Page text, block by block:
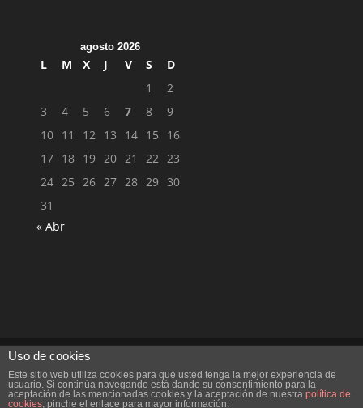
agosto 2026
L M X J V S
D
1
2
3
4 5 6 7 8
9
10 11 12 13 14 15
16
17 18 19 20 21 22 23
24 25 26 27 28 29 30
31
« Abr
Diseñado porElegant Themes| Desarrollado por
WordPress
Uso de cookies
Este sitio web utiliza cookies para que usted tenga la mejor experiencia de
usuario. Si continúa navegando está dando su consentimiento para la
aceptación de las mencionadas cookies y la aceptación de nuestra política de
cookies, pinche el enlace para mayor información.